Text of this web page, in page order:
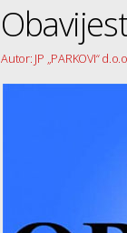
Autor: JP „PARKOVI“